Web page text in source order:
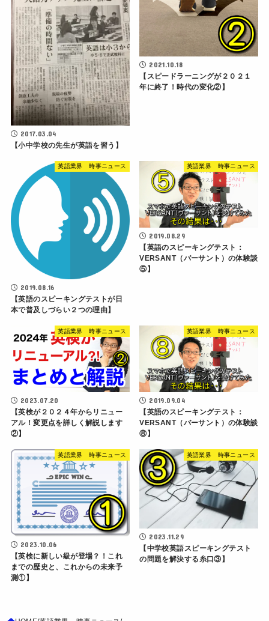
2017.03.04
【小中学校の先生が英語を習う】
2021.10.18
【スピードラーニングが２０２１
年に終了！時代の変化②】
英語業界 時事ニュース
2019.08.16
【英語のスピーキングテストが日
本で普及しづらい２つの理由】
英語業界 時事ニュース
2019.08.29
【英語のスピーキングテスト：
VERSANT（バーサント）の体験談
⑤】
英語業界 時事ニュース
2023.07.20
【英検が２０２４年からリニュー
アル！変更点を詳しく解説します
②】
英語業界 時事ニュース
2019.09.04
【英語のスピーキングテスト：
VERSANT（バーサント）の体験談
⑧】
英語業界 時事ニュース
2023.10.06
【英検に新しい級が登場？！これ
までの歴史と、これからの未来予
測①】
英語業界 時事ニュース
2023.11.29
【中学校英語スピーキングテスト
の問題を解決する糸口③】